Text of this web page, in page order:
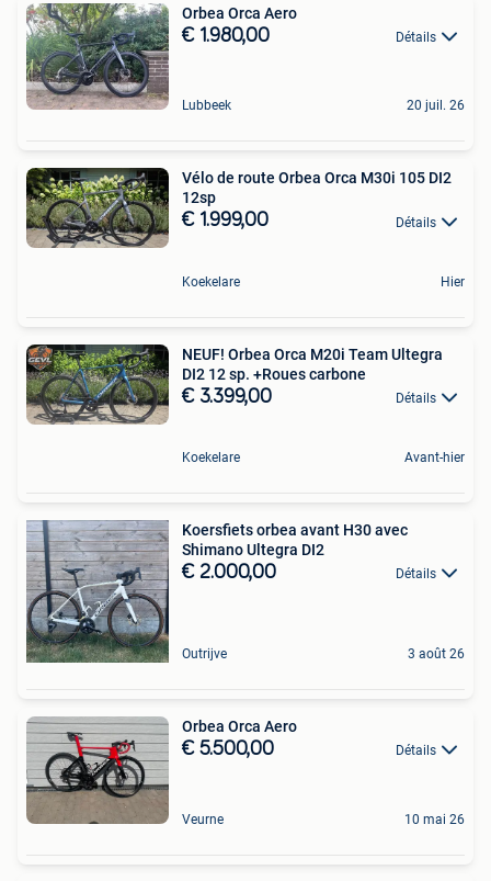
Orbea Orca Aero
€ 1.980,00 Détails
Lubbeek 20 juil. 26
Vélo de route Orbea Orca M30i 105 DI2
12sp
€ 1.999,00 Détails
Koekelare Hier
NEUF! Orbea Orca M20i Team Ultegra
DI2 12 sp. +Roues carbone
€ 3.399,00 Détails
Koekelare Avant-hier
Koersfiets orbea avant H30 avec
Shimano Ultegra DI2
€ 2.000,00 Détails
Outrijve 3 août 26
Orbea Orca Aero
€ 5.500,00 Détails
Veurne 10 mai 26